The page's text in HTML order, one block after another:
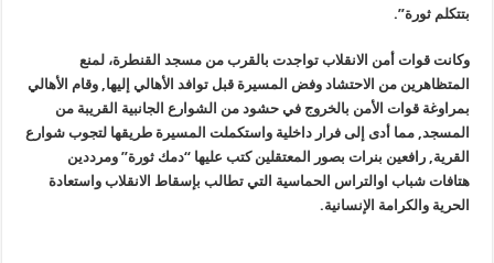
بتتكلم ثورة”.
وكانت قوات أمن الانقلاب تواجدت بالقرب من مسجد القنطرة، لمنع
المتظاهرين من الاحتشاد وفض المسيرة قبل توافد الأهالي إليها, وقام الأهالي
بمراوغة قوات الأمن بالخروج في حشود من الشوارع الجانبية القريبة من
المسجد, مما أدى إلى فرار داخلية واستكملت المسيرة طريقها لتجوب شوارع
القرية, رافعين بنرات بصور المعتقلين كتب عليها “دمك ثورة” ومرددين
هتافات شباب اوالتراس الحماسية التي تطالب بإسقاط الانقلاب واستعادة
الحرية والكرامة الإنسانية.